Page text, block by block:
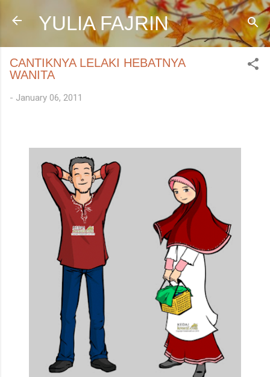
Skip to main content
YULIA FAJRIN
CANTIKNYA LELAKI HEBATNYA
WANITA
- January 06, 2011